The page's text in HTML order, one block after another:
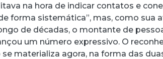
na hora de indicar contatos e
forma sistemática”, mas, como sua
de décadas, o montante de
um número expressivo. O
materializa agora, na forma das